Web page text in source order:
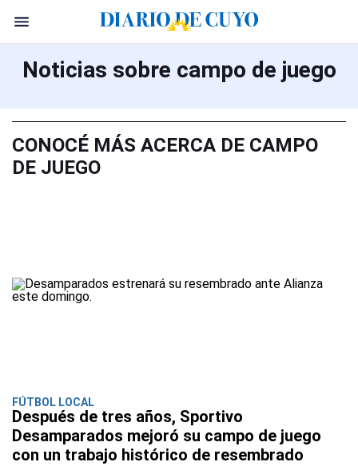
Noticias sobre campo de juego
CONOCÉ MÁS ACERCA DE CAMPO
DE JUEGO
FÚTBOL LOCAL
Después de tres años, Sportivo
Desamparados mejoró su campo de juego
con un trabajo histórico de resembrado